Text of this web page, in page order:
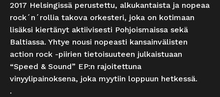
2017 Helsingissä perustettu, alkukantaista ja nopeaa
rock´n´rollia takova orkesteri, joka on kotimaan
lisäksi kiertänyt aktiivisesti Pohjoismaissa sekä
Baltiassa. Yhtye nousi nopeasti kansainvälisten
action rock -piirien tietoisuuteen julkaistuaan
“Speed & Sound” EP:n rajoitettuna
vinyylipainoksena, joka myytiin loppuun hetkessä.
.